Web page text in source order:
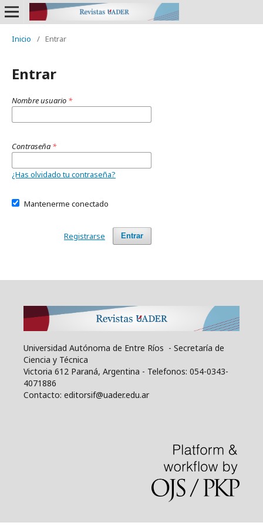
Inicio / Entrar
Entrar
Nombre usuario *
Contraseña *
¿Has olvidado tu contraseña?
Mantenerme conectado
Entrar
Registrarse
Universidad Autónoma de Entre Ríos - Secretaría de
Ciencia y Técnica
Victoria 612 Paraná, Argentina - Telefonos: 054-0343-
4071886
Contacto: editorsif@uader.edu.ar